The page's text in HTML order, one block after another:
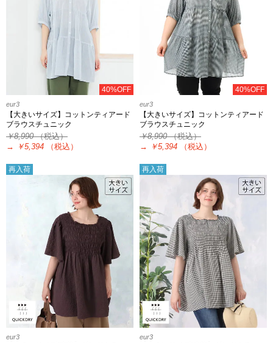
40%OFF
eur3
【大きいサイズ】コットンティアード
ブラウスチュニック
￥8,990（税込）
→
￥5,394 （税込）
40%OFF
eur3
【大きいサイズ】コットンティアード
ブラウスチュニック
￥8,990（税込）
→
￥5,394 （税込）
再入荷
eur3
再入荷
eur3